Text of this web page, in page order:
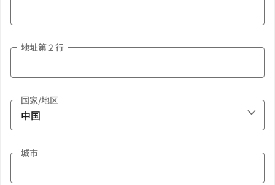
地址第 2 行
国家/地区
城市